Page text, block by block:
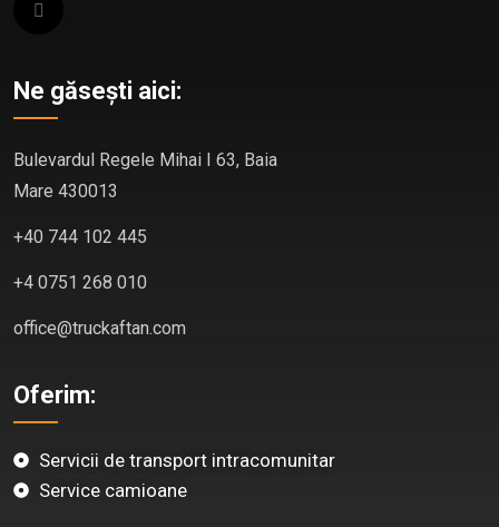
Ne găsești aici:
Bulevardul Regele Mihai I 63, Baia
Mare 430013
+40 744 102 445
+4 0751 268 010
office@truckaftan.com
Oferim:
Servicii de transport intracomunitar
Service camioane